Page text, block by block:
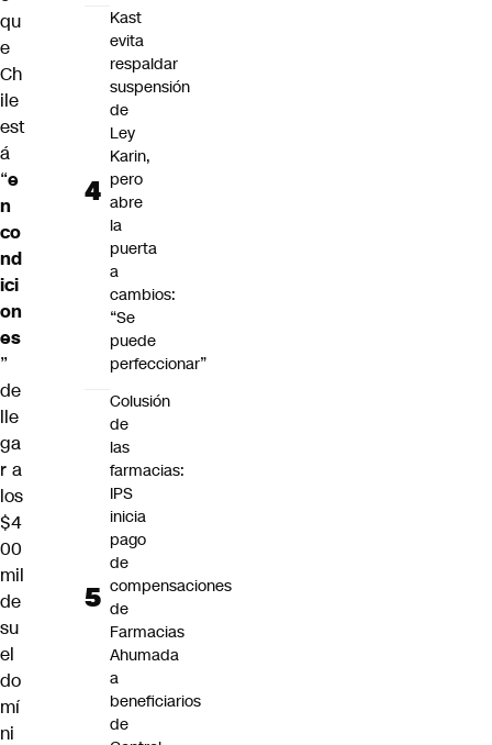
qu
e
Ch
ile
est
á
“e
n
co
nd
ici
on
es
”
de
lle
ga
r a
los
$4
00
mil
de
su
el
do
mí
ni
Kast
evita
respaldar
suspensión
de
Ley
Karin,
pero
abre
la
puerta
a
cambios:
“Se
puede
perfeccionar”
Colusión
de
las
farmacias:
IPS
inicia
pago
de
compensaciones
de
Farmacias
Ahumada
a
beneficiarios
de